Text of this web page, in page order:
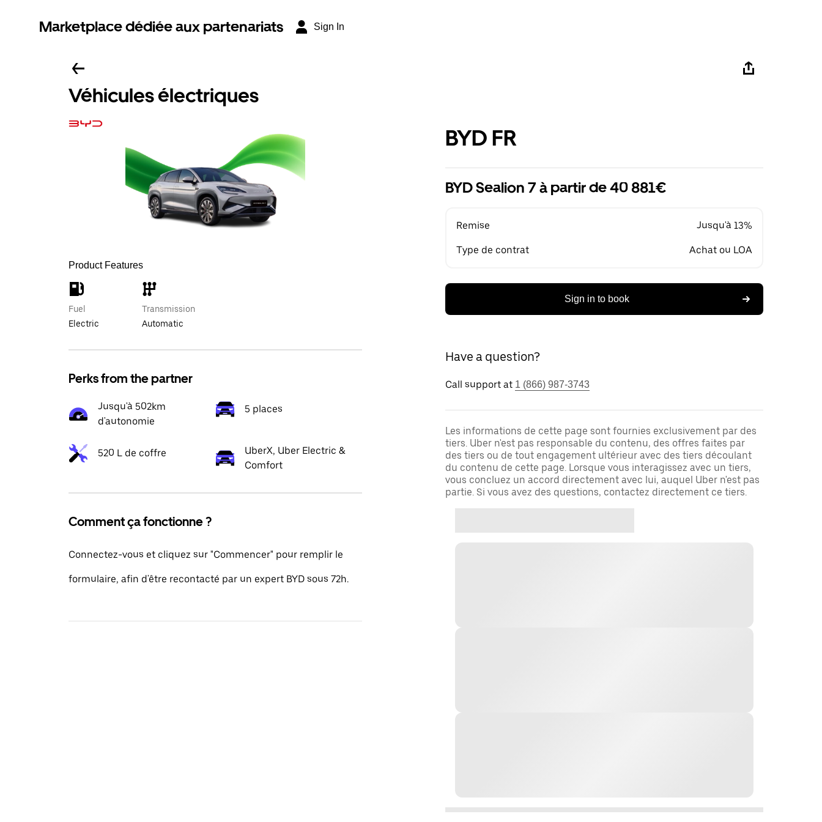
Marketplace dédiée aux partenariats Sign In
Véhicules électriques
Product Features
Fuel
Electric
Transmission
Automatic
Perks from the partner
Jusqu'à 502km
d'autonomie
5 places
520 L de coffre
UberX, Uber Electric &
Comfort
Comment ça fonctionne ?
Connectez-vous et cliquez sur "Commencer" pour remplir le
formulaire, afin d'être recontacté par un expert BYD sous 72h.
BYD FR
BYD Sealion 7 à partir de 40 881€
Remise Jusqu'à 13%
Type de contrat Achat ou LOA
Sign in to book
Have a question?
Call support at 1 (866) 987-3743
Les informations de cette page sont fournies exclusivement par des
tiers. Uber n'est pas responsable du contenu, des offres faites par
des tiers ou de tout engagement ultérieur avec des tiers découlant
du contenu de cette page. Lorsque vous interagissez avec un tiers,
vous concluez un accord directement avec lui, auquel Uber n'est pas
partie. Si vous avez des questions, contactez directement ce tiers.